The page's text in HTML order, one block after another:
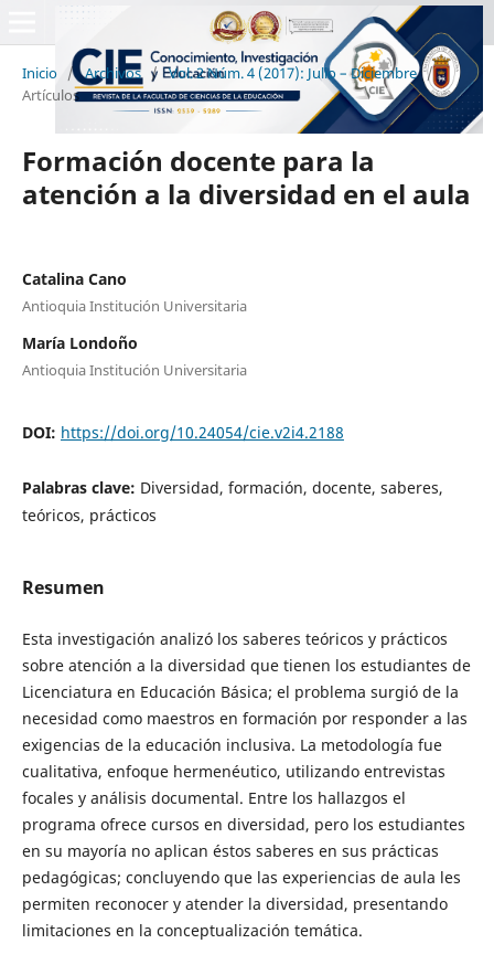
Inicio / Archivos / Vol. 2 Núm. 4 (2017): Julio – Diciembre /
Artículos
Formación docente para la
atención a la diversidad en el aula
Catalina Cano
Antioquia Institución Universitaria
María Londoño
Antioquia Institución Universitaria
DOI: https://doi.org/10.24054/cie.v2i4.2188
Palabras clave: Diversidad, formación, docente, saberes,
teóricos, prácticos
Resumen
Esta investigación analizó los saberes teóricos y prácticos
sobre atención a la diversidad que tienen los estudiantes de
Licenciatura en Educación Básica; el problema surgió de la
necesidad como maestros en formación por responder a las
exigencias de la educación inclusiva. La metodología fue
cualitativa, enfoque hermenéutico, utilizando entrevistas
focales y análisis documental. Entre los hallazgos el
programa ofrece cursos en diversidad, pero los estudiantes
en su mayoría no aplican éstos saberes en sus prácticas
pedagógicas; concluyendo que las experiencias de aula les
permiten reconocer y atender la diversidad, presentando
limitaciones en la conceptualización temática.